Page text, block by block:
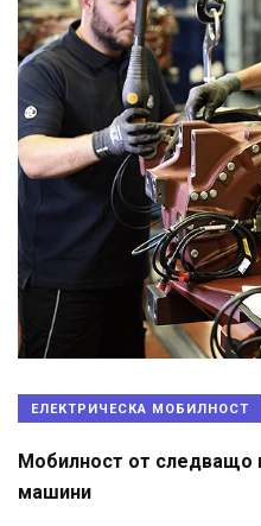
ЕЛЕКТРИЧЕСКА МОБИЛНОСТ
Мобилност от следващо
машини